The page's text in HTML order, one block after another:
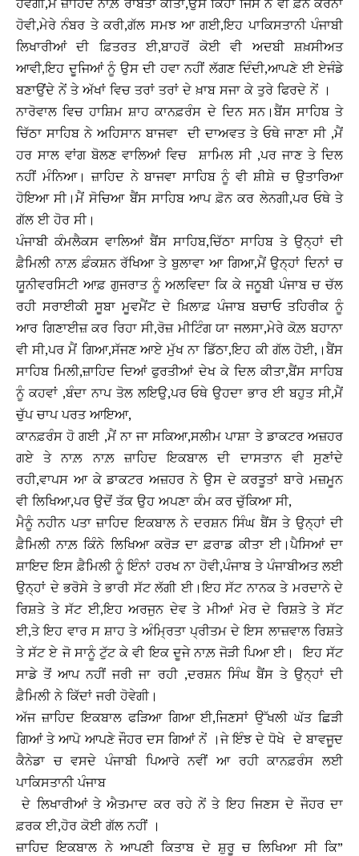
ਹੋਵੇਗੀ,ਮੈਂ ਜ਼ਾਹਿਦ ਨਾਲ਼ ਰਾਬਤਾ ਕੀਤਾ,ਉਸ ਕਿਹਾ ਜਿਸ ਨੇ ਵੀ ਫ਼ੋਨ ਕਰਨਾ
ਹੋਵੀ,ਮੇਰੇ ਨੰਬਰ ਤੇ ਕਰੀ,ਗੱਲ ਸਮਝ ਆ ਗਈ,ਇਹ ਪਾਕਿਸਤਾਨੀ ਪੰਜਾਬੀ
ਲਿਖਾਰੀਆਂ ਦੀ ਫ਼ਿਤਰਤ ਈ,ਬਾਹਰੋਂ ਕੋਈ ਵੀ ਅਦਬੀ ਸ਼ਖ਼ਸੀਅਤ
ਆਵੀ,ਇਹ ਦੂਜਿਆਂ ਨੂੰ ਉਸ ਦੀ ਹਵਾ ਨਹੀਂ ਲੱਗਣ ਦਿੰਦੀ,ਆਪਣੇ ਈ ਏਜੰਡੇ
ਬਣਾਉਂਦੇ ਨੇਂ ਤੇ ਅੱਖਾਂ ਵਿਚ ਤਰਾਂ ਤਰਾਂ ਦੇ ਖ਼ਾਬ ਸਜਾ ਕੇ ਤੁਰੇ ਫਿਰਦੇ ਨੇਂ ।
ਨਾਰੋਵਾਲ ਵਿਚ ਹਾਸ਼ਿਮ ਸ਼ਾਹ ਕਾਨਫ਼ਰੰਸ ਦੇ ਦਿਨ ਸਨ।ਬੈਂਸ ਸਾਹਿਬ ਤੇ
ਚਿੱਠਾ ਸਾਹਿਬ ਨੇ ਅਹਿਸਾਨ ਬਾਜਵਾ ਦੀ ਦਾਅਵਤ ਤੇ ਓਥੇ ਜਾਣਾ ਸੀ ,ਮੈਂ
ਹਰ ਸਾਲ ਵਾਂਗ ਬੋਲਣ ਵਾਲਿਆਂ ਵਿਚ ਸ਼ਾਮਿਲ ਸੀ ,ਪਰ ਜਾਣ ਤੇ ਦਿਲ
ਨਹੀਂ ਮੰਨਿਆ। ਜ਼ਾਹਿਦ ਨੇ ਬਾਜਵਾ ਸਾਹਿਬ ਨੂੰ ਵੀ ਸ਼ੀਸ਼ੇ ਚ ਉਤਾਰਿਆ
ਹੋਇਆ ਸੀ।ਮੈਂ ਸੋਚਿਆ ਬੈਂਸ ਸਾਹਿਬ ਆਪ ਫ਼ੋਨ ਕਰ ਲੇਨਗੀ,ਪਰ ਓਥੇ ਤੇ
ਗੱਲ ਈ ਹੋਰ ਸੀ।
ਪੰਜਾਬੀ ਕੰਮਲੈਕਸ ਵਾਲਿਆਂ ਬੈਂਸ ਸਾਹਿਬ,ਚਿੱਠਾ ਸਾਹਿਬ ਤੇ ਉਨ੍ਹਾਂ ਦੀ
ਫ਼ੈਮਿਲੀ ਨਾਲ਼ ਫ਼ੰਕਸ਼ਨ ਰੱਖਿਆ ਤੇ ਬੁਲਾਵਾ ਆ ਗਿਆ,ਮੈਂ ਉਨ੍ਹਾਂ ਦਿਨਾਂ ਚ
ਯੂਨੀਵਰਸਿਟੀ ਆਫ਼ ਗੁਜਰਾਤ ਨੂੰ ਅਲਵਿਦਾ ਕਿ ਕੇ ਜਨੂਬੀ ਪੰਜਾਬ ਚ ਚੱਲ
ਰਹੀ ਸਰਾਈਕੀ ਸੂਬਾ ਮੂਵਮੈਂਟ ਦੇ ਖ਼ਿਲਾਫ਼ ਪੰਜਾਬ ਬਚਾਓ ਤਹਿਰੀਕ ਨੂੰ
ਆਰ ਗਿਣਾਈਜ਼ ਕਰ ਰਿਹਾ ਸੀ,ਰੋਜ਼ ਮੀਟਿੰਗ ਯਾ ਜਲਸਾ,ਮੇਰੇ ਕੋਲ਼ ਬਹਾਨਾ
ਵੀ ਸੀ,ਪਰ ਮੈਂ ਗਿਆ,ਸੱਜਣ ਆਏ ਮੁੱਖ ਨਾ ਡਿੱਠਾ,ਇਹ ਕੀ ਗੱਲ ਹੋਈ,।ਬੈਂਸ
ਸਾਹਿਬ ਮਿਲੀ,ਜ਼ਾਹਿਦ ਦਿਆਂ ਫੁਰਤੀਆਂ ਦੇਖ ਕੇ ਦਿਲ ਕੀਤਾ,ਬੈਂਸ ਸਾਹਿਬ
ਨੂੰ ਕਹਵਾਂ ,ਬੰਦਾ ਨਾਪ ਤੋਲ ਲਇਉ,ਪਰ ਓਥੇ ਉਹਦਾ ਭਾਰ ਈ ਬਹੁਤ ਸੀ,ਮੈਂ
ਚੁੱਪ ਚਾਪ ਪਰਤ ਆਇਆ,
ਕਾਨਫ਼ਰੰਸ ਹੋ ਗਈ ,ਮੈਂ ਨਾ ਜਾ ਸਕਿਆ,ਸਲੀਮ ਪਾਸ਼ਾ ਤੇ ਡਾਕਟਰ ਅਜ਼ਹਰ
ਗਏ ਤੇ ਨਾਲ਼ ਨਾਲ਼ ਜ਼ਾਹਿਦ ਇਕਬਾਲ ਦੀ ਦਾਸਤਾਨ ਵੀ ਸੁਣਾਂਦੇ
ਰਹੀ,ਵਾਪਸ ਆ ਕੇ ਡਾਕਟਰ ਅਜ਼ਹਰ ਨੇ ਉਸ ਦੇ ਕਰਤੂਤਾਂ ਬਾਰੇ ਮਜ਼ਮੂਨ
ਵੀ ਲਿਖਿਆ,ਪਰ ਉਦੋਂ ਤੱਕ ਉਹ ਅਪਣਾ ਕੰਮ ਕਰ ਚੁੱਕਿਆ ਸੀ,
ਮੈਨੂੰ ਨਹੀਨ ਪਤਾ ਜ਼ਾਹਿਦ ਇਕਬਾਲ ਨੇ ਦਰਸ਼ਨ ਸਿੰਘ ਬੈਂਸ ਤੇ ਉਨ੍ਹਾਂ ਦੀ
ਫ਼ੈਮਿਲੀ ਨਾਲ਼ ਕਿੰਨੇ ਲਿਖਿਆ ਕਰੋੜ ਦਾ ਫ਼ਰਾਡ ਕੀਤਾ ਈ।ਪੈਸਿਆਂ ਦਾ
ਸ਼ਾਇਦ ਇਸ ਫ਼ੈਮਿਲੀ ਨੂੰ ਇੰਨਾਂ ਹਰਖ ਨਾ ਹੋਵੀ,ਪੰਜਾਬ ਤੇ ਪੰਜਾਬੀਅਤ ਲਈ
ਉਨ੍ਹਾਂ ਦੇ ਭਰੋਸੇ ਤੇ ਭਾਰੀ ਸੱਟ ਲੱਗੀ ਈ।ਇਹ ਸੱਟ ਨਾਨਕ ਤੇ ਮਰਦਾਨੇ ਦੇ
ਰਿਸ਼ਤੇ ਤੇ ਸੱਟ ਈ,ਇਹ ਅਰਜੁਨ ਦੇਵ ਤੇ ਮੀਆਂ ਮੇਰ ਦੇ ਰਿਸ਼ਤੇ ਤੇ ਸੱਟ
ਈ,ਤੇ ਇਹ ਵਾਰ ਸ ਸ਼ਾਹ ਤੇ ਅੰਮ੍ਰਿਤਾ ਪ੍ਰੀਤਮ ਦੇ ਇਸ ਲਾਜ਼ਵਾਲ ਰਿਸ਼ਤੇ
ਤੇ ਸੱਟ ਏ ਜੋ ਸਾਨੂੰ ਟੁੱਟ ਕੇ ਵੀ ਇਕ ਦੂਜੇ ਨਾਲ਼ ਜੋੜੀ ਪਿਆ ਈ। ਇਹ ਸੱਟ
ਸਾਡੇ ਤੋਂ ਆਪ ਨਹੀਂ ਜਰੀ ਜਾ ਰਹੀ ,ਦਰਸ਼ਨ ਸਿੰਘ ਬੈਂਸ ਤੇ ਉਨ੍ਹਾਂ ਦੀ
ਫ਼ੈਮਿਲੀ ਨੇ ਕਿੱਦਾਂ ਜਰੀ ਹੋਵੇਗੀ।
ਅੱਜ ਜ਼ਾਹਿਦ ਇਕਬਾਲ ਫੜਿਆ ਗਿਆ ਈ,ਜਿਣਸਾਂ ਉੱਖਲੀ ਘੱਤ ਛਿੜੀ
ਗਿਆਂ ਤੇ ਆਪੋ ਆਪਣੇ ਜੌਹਰ ਦਸ ਗਿਆਂ ਨੇਂ ।ਜੇ ਇੰਝ ਦੇ ਧੋਖੇ ਦੇ ਬਾਵਜੂਦ
ਕੈਨੇਡਾ ਚ ਵਸਦੇ ਪੰਜਾਬੀ ਪਿਆਰੇ ਨਵੀਂ ਆ ਰਹੀ ਕਾਨਫ਼ਰੰਸ ਲਈ
ਪਾਕਿਸਤਾਨੀ ਪੰਜਾਬ
ਦੇ ਲਿਖਾਰੀਆਂ ਤੇ ਐਤਮਾਦ ਕਰ ਰਹੇ ਨੇਂ ਤੇ ਇਹ ਜਿਣਸ ਦੇ ਜੌਹਰ ਦਾ
ਫ਼ਰਕ ਈ,ਹੋਰ ਕੋਈ ਗੱਲ ਨਹੀਂ ।
ਜ਼ਾਹਿਦ ਇਕਬਾਲ ਨੇ ਆਪਣੀ ਕਿਤਾਬ ਦੇ ਸ਼ੁਰੂ ਚ ਲਿਖਿਆ ਸੀ ਕਿ”